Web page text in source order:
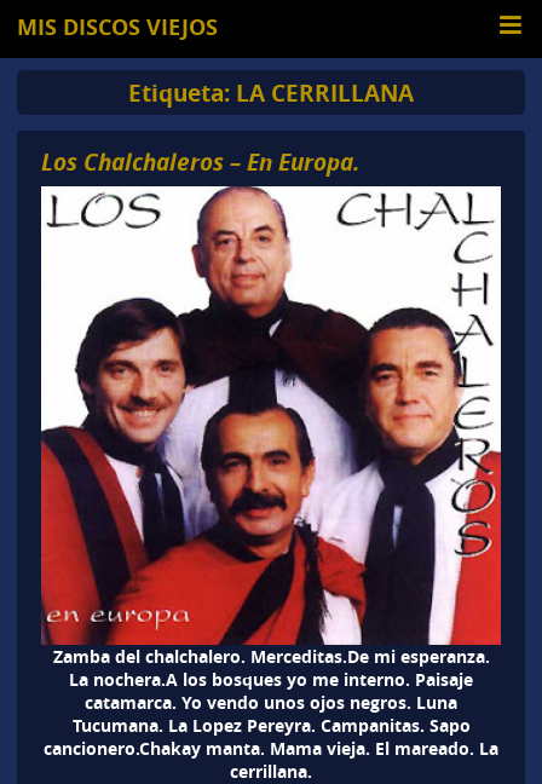
MIS DISCOS VIEJOS
Etiqueta: LA CERRILLANA
Los Chalchaleros – En Europa.
Zamba del chalchalero. Merceditas.De mi esperanza.
La nochera.A los bosques yo me interno. Paisaje
catamarca. Yo vendo unos ojos negros. Luna
Tucumana. La Lopez Pereyra. Campanitas. Sapo
cancionero.Chakay manta. Mama vieja. El mareado. La
cerrillana.